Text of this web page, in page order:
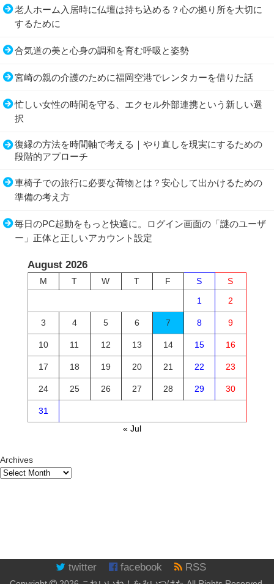
老人ホーム入居時に仏壇は持ち込める？心の拠り所を大切に
するために
合気道の美と心身の調和を育む呼吸と姿勢
宮崎の親の介護のために福岡空港でレンタカーを借りた話
忙しい女性の時間を守る、エクセル外部連携という新しい選
択
復縁の方法を時間軸で考える｜やり直しを現実にするための
段階的アプローチ
車椅子での旅行に必要な荷物とは？安心して出かけるための
準備の考え方
毎日のPC起動をもっと快適に。ログイン画面の「謎のユーザ
ー」正体と正しいアカウント設定
August 2026
M T W T F S
S
1
2
3 4 5 6 7 8 9
10 11 12 13 14 15 16
17 18 19 20 21 22 23
24 25 26 27 28 29 30
31
« Jul
Archives
twitter facebook RSS